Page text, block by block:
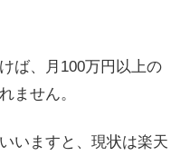
ば、月100万円以上の
ません。
いますと、現状は楽天